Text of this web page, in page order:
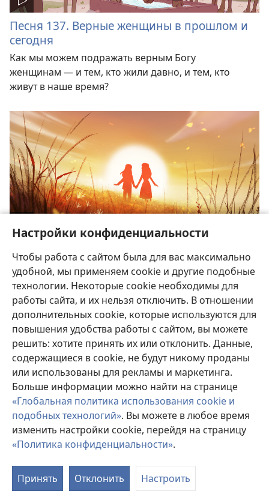
Настройки конфиденциальности
Чтобы работа с сайтом была для вас максимально
удобной, мы применяем cookie и другие подобные
технологии. Некоторые cookie необходимы для
работы сайта, и их нельзя отключить. В отношении
дополнительных cookie, которые используются для
повышения удобства работы с сайтом, вы можете
решить: хотите принять их или отклонить. Данные,
содержащиеся в cookie, не будут никому проданы
или использованы для рекламы и маркетинга.
Больше информации можно найти на странице
«Глобальная политика использования cookie и
подобных технологий». Вы можете в любое время
изменить настройки cookie, перейдя на страницу
«Политика конфиденциальности».
Принять Отклонить Настроить
Песня 137. Верные женщины в прошлом и
сегодня
Как мы можем подражать верным Богу
женщинам — и тем, кто жили давно, и тем, кто
живут в наше время?
Песня 139. Представь себя в новом мире
Эта прекрасная песня поможет тебе представить,
какой будет жизнь в раю, когда всё плохое уйдёт
в прошлое.
Пой вместе с хором и представляй, как ты будешь
жить вечно в Раю.